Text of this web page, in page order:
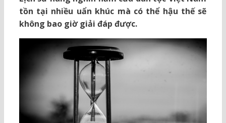
tồn tại nhiều uẩn khúc mà có thể hậu thế sẽ
không bao giờ giải đáp được.